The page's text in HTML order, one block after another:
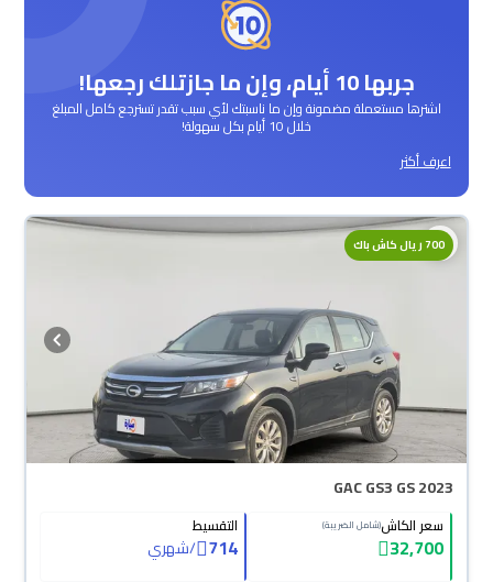
جربها 10 أيام، وإن ما جازتلك رجعها!
اشترها مستعملة مضمونة وإن ما ناسبتك لأي سبب تقدر تسترجع كامل المبلغ
خلال 10 أيام بكل سهولة!
اعرف أكثر
700 ريال كاش باك
GAC GS3 GS 2023
سعر الكاش(شامل الضريبة)
32,700
التقسيط
714
/شهري